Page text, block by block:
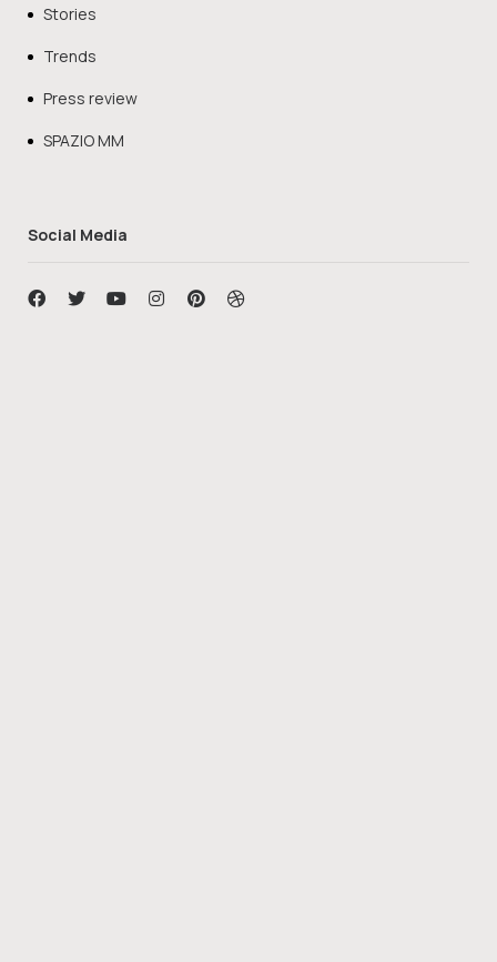
Stories
Trends
Press review
SPAZIO MM
Social Media